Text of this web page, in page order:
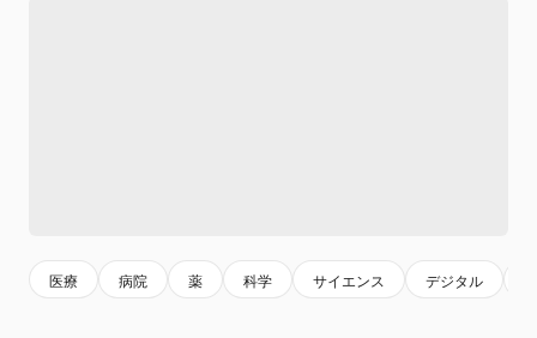
医療 病院 薬 科学 サイエンス デジタル